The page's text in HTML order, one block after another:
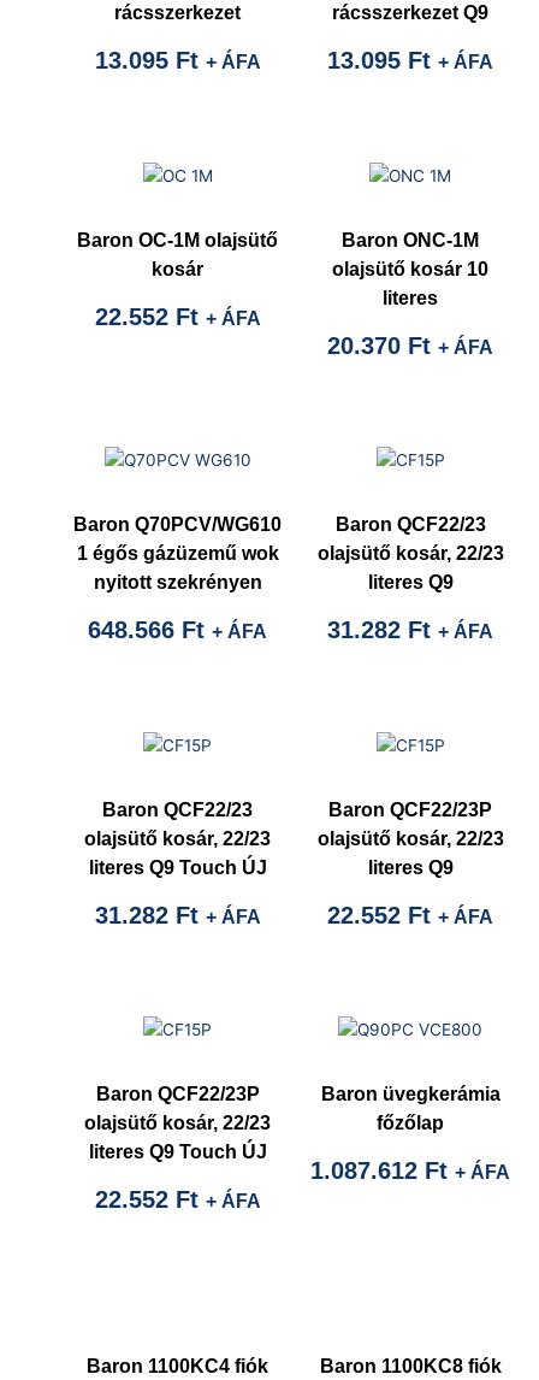
rácsszerkezet
13.095 Ft + ÁFA
rácsszerkezet Q9
13.095 Ft + ÁFA
Baron OC-1M olajsütő
kosár
22.552 Ft + ÁFA
Baron ONC-1M
olajsütő kosár 10
literes
20.370 Ft + ÁFA
Baron Q70PCV/WG610
1 égős gázüzemű wok
nyitott szekrényen
648.566 Ft + ÁFA
Baron QCF22/23
olajsütő kosár, 22/23
literes Q9
31.282 Ft + ÁFA
Baron QCF22/23
olajsütő kosár, 22/23
literes Q9 Touch ÚJ
31.282 Ft + ÁFA
Baron QCF22/23P
olajsütő kosár, 22/23
literes Q9
22.552 Ft + ÁFA
Baron QCF22/23P
olajsütő kosár, 22/23
literes Q9 Touch ÚJ
22.552 Ft + ÁFA
Baron üvegkerámia
főzőlap
1.087.612 Ft + ÁFA
Baron 1100KC4 fiók
Baron 1100KC8 fiók